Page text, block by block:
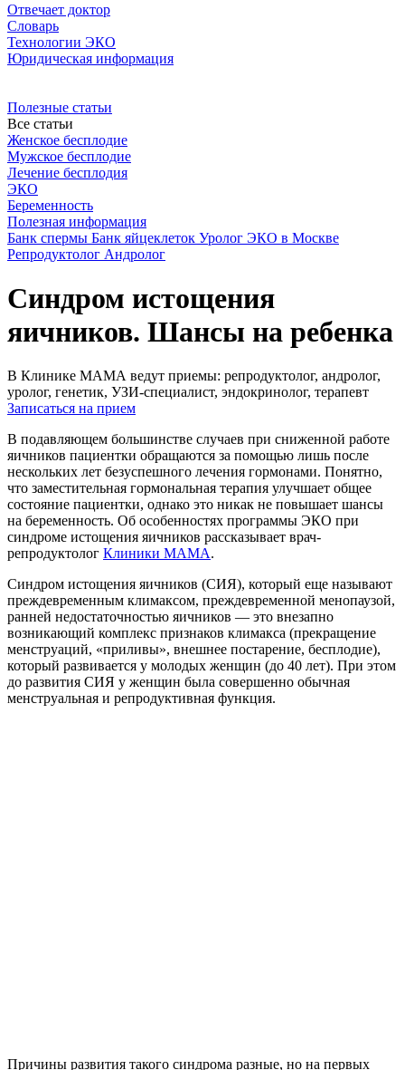
Отвечает доктор
Словарь
Технологии ЭКО
Юридическая информация
Полезные статьи
Все статьи
Женское бесплодие
Мужское бесплодие
Лечение бесплодия
ЭКО
Беременность
Полезная информация
Банк спермы Банк яйцеклеток Уролог ЭКО в Москве
Репродуктолог Андролог
Синдром истощения
яичников. Шансы на ребенка
В Клинике МАМА ведут приемы: репродуктолог, андролог,
уролог, генетик, УЗИ-специалист, эндокринолог, терапевт
Записаться на прием
В подавляющем большинстве случаев при сниженной работе
яичников пациентки обращаются за помощью лишь после
нескольких лет безуспешного лечения гормонами. Понятно,
что заместительная гормональная терапия улучшает общее
состояние пациентки, однако это никак не повышает шансы
на беременность. Об особенностях программы ЭКО при
синдроме истощения яичников рассказывает врач-
репродуктолог Клиники МАМА.
Синдром истощения яичников (СИЯ), который еще называют
преждевременным климаксом, преждевременной менопаузой,
ранней недостаточностью яичников — это внезапно
возникающий комплекс признаков климакса (прекращение
менструаций, «приливы», внешнее постарение, бесплодие),
который развивается у молодых женщин (до 40 лет). При этом
до развития СИЯ у женщин была совершенно обычная
менструальная и репродуктивная функция.
Причины развития такого синдрома разные, но на первых